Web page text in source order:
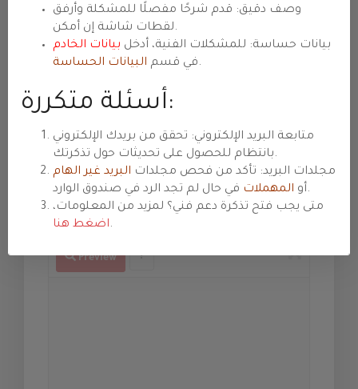
Assunto
Prioridade
Mensagem
Preview
وصف دقيق: قدم شرحًا مفصلًا للمشكلة وأرفق
لقطات شاشة إن أمكن.
بيانات حساسة: للمشكلات الفنية، أدخل بيانات الخادم
في قسم البيانات الحساسة .
أسئلة متكررة:
متابعة البريد الإلكتروني: تحقق من بريدك الإلكتروني
بانتظام للحصول على تحديثات حول تذكرتك.
مجلدات البريد: تأكد من فحص مجلدات البريد غير الهام
أو المهملات
في حال لم تجد الرد في صندوق الوارد.
متى يجب فتح تذكرة دعم فني؟ لمزيد من المعلومات،
اضغط هنا.